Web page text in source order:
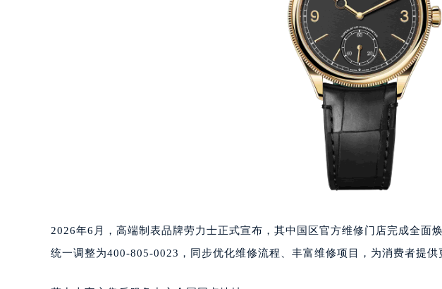
2026年6月，高端制表品牌劳力士正式宣布，其中国区官方维修门店完成全面
统一调整为400-805-0023，同步优化维修流程、丰富维修项目，为消费者提供